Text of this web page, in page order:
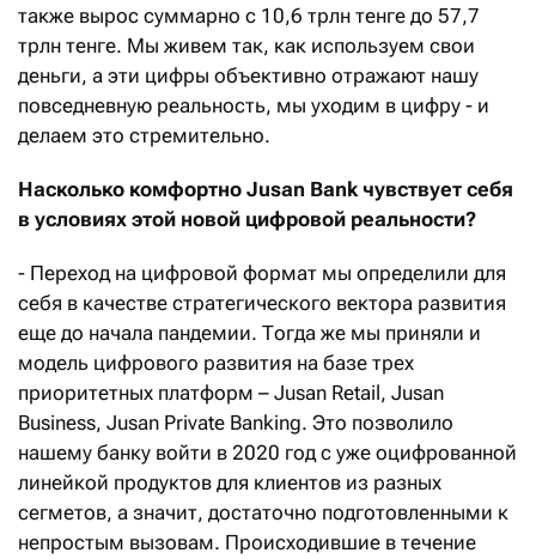
также вырос суммарно с 10,6 трлн тенге до 57,7
трлн тенге. Мы живем так, как используем свои
деньги, а эти цифры объективно отражают нашу
повседневную реальность, мы уходим в цифру - и
делаем это стремительно.
Насколько комфортно Jusan Bank чувствует себя
в условиях этой новой цифровой реальности?
- Переход на цифровой формат мы определили для
себя в качестве стратегического вектора развития
еще до начала пандемии. Тогда же мы приняли и
модель цифрового развития на базе трех
приоритетных платформ – Jusan Retail, Jusan
Business, Jusan Private Banking. Это позволило
нашему банку войти в 2020 год с уже оцифрованной
линейкой продуктов для клиентов из разных
сегметов, а значит, достаточно подготовленными к
непростым вызовам. Происходившие в течение